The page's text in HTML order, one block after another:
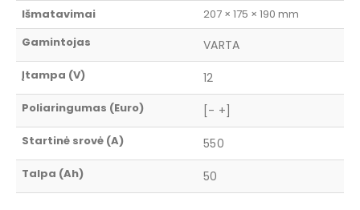
Išmatavimai
207 × 175 × 190 mm
Gamintojas
VARTA
Įtampa (V) 12
Poliaringumas (Euro) [- +]
Startinė srovė (A) 550
Talpa (Ah) 50